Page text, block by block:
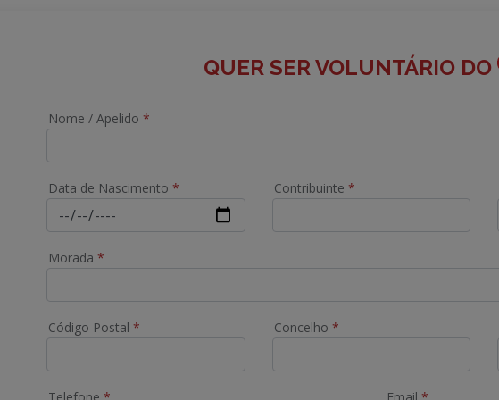
QUER SER VOLUNTÁRIO DO
Nome / Apelido *
Data de Nascimento * Contribuinte *
Morada *
Código Postal * Concelho *
Telefone * Email *